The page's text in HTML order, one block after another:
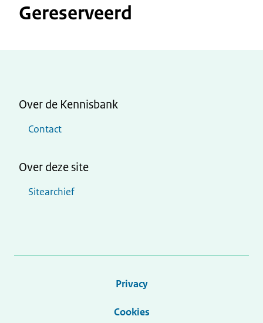
Gereserveerd
Over de Kennisbank
Contact
Over deze site
Sitearchief
Privacy
Cookies